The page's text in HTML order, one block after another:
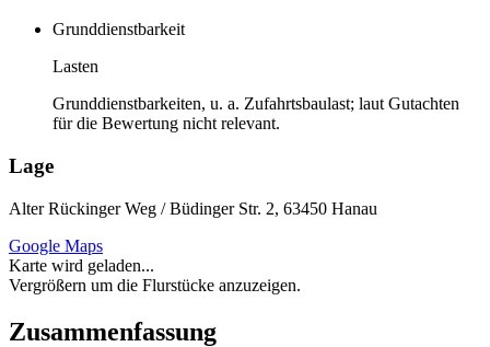
Grunddienstbarkeit
Lasten
Grunddienstbarkeiten, u. a. Zufahrtsbaulast; laut Gutachten
für die Bewertung nicht relevant.
Lage
Alter Rückinger Weg / Büdinger Str. 2, 63450 Hanau
Google Maps
Karte wird geladen...
Vergrößern um die Flurstücke anzuzeigen.
Zusammenfassung